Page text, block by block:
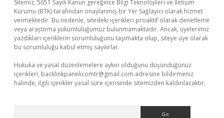
Sitemiz, 5651 Sayılı Kanun gereğince Bilgi Teknolojileri ve İletişim
Kurumu (BTK) tarafından onaylanmış bir Yer Sağlayıcı olarak hizmet
vermektedir. Bu nedenle, sitedeki içerikleri proaktif olarak denetleme
veya araştırma yükümlülüğümüz bulunmamaktadır. Ancak, üyelerimiz
yazdıkları içeriklerin sorumluluğunu taşımakta olup, siteye üye olarak
bu sorumluluğu kabul etmiş sayılırlar.
Hukuka ve yasal düzenlemelere aykırı olduğunu düşündüğünüz
içerikleri, backlinkpanelicomtr@gmail.com adresine bildirmeniz
halinde, ilgili içerikler yasal süre içerisinde sitemizden kaldırılacaktır.